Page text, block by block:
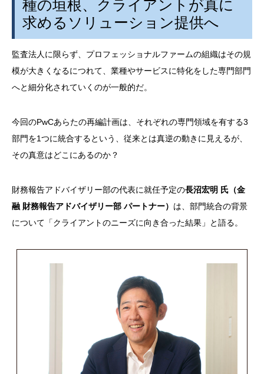
種の垣根、クライアントが真に
求めるソリューション提供へ
監査法人に限らず、プロフェッショナルファームの組織はその規
模が大きくなるにつれて、業種やサービスに特化をした専門部門
へと細分化されていくのが一般的だ。
今回のPwCあらたの再編計画は、それぞれの専門領域を有する3
部門を1つに統合するという、従来とは真逆の動きに見えるが、
その真意はどこにあるのか？
財務報告アドバイザリー部の代表に就任予定の長沼宏明 氏（金
融 財務報告アドバイザリー部 パートナー） は、部門統合の背景
について「クライアントのニーズに向き合った結果」と語る。